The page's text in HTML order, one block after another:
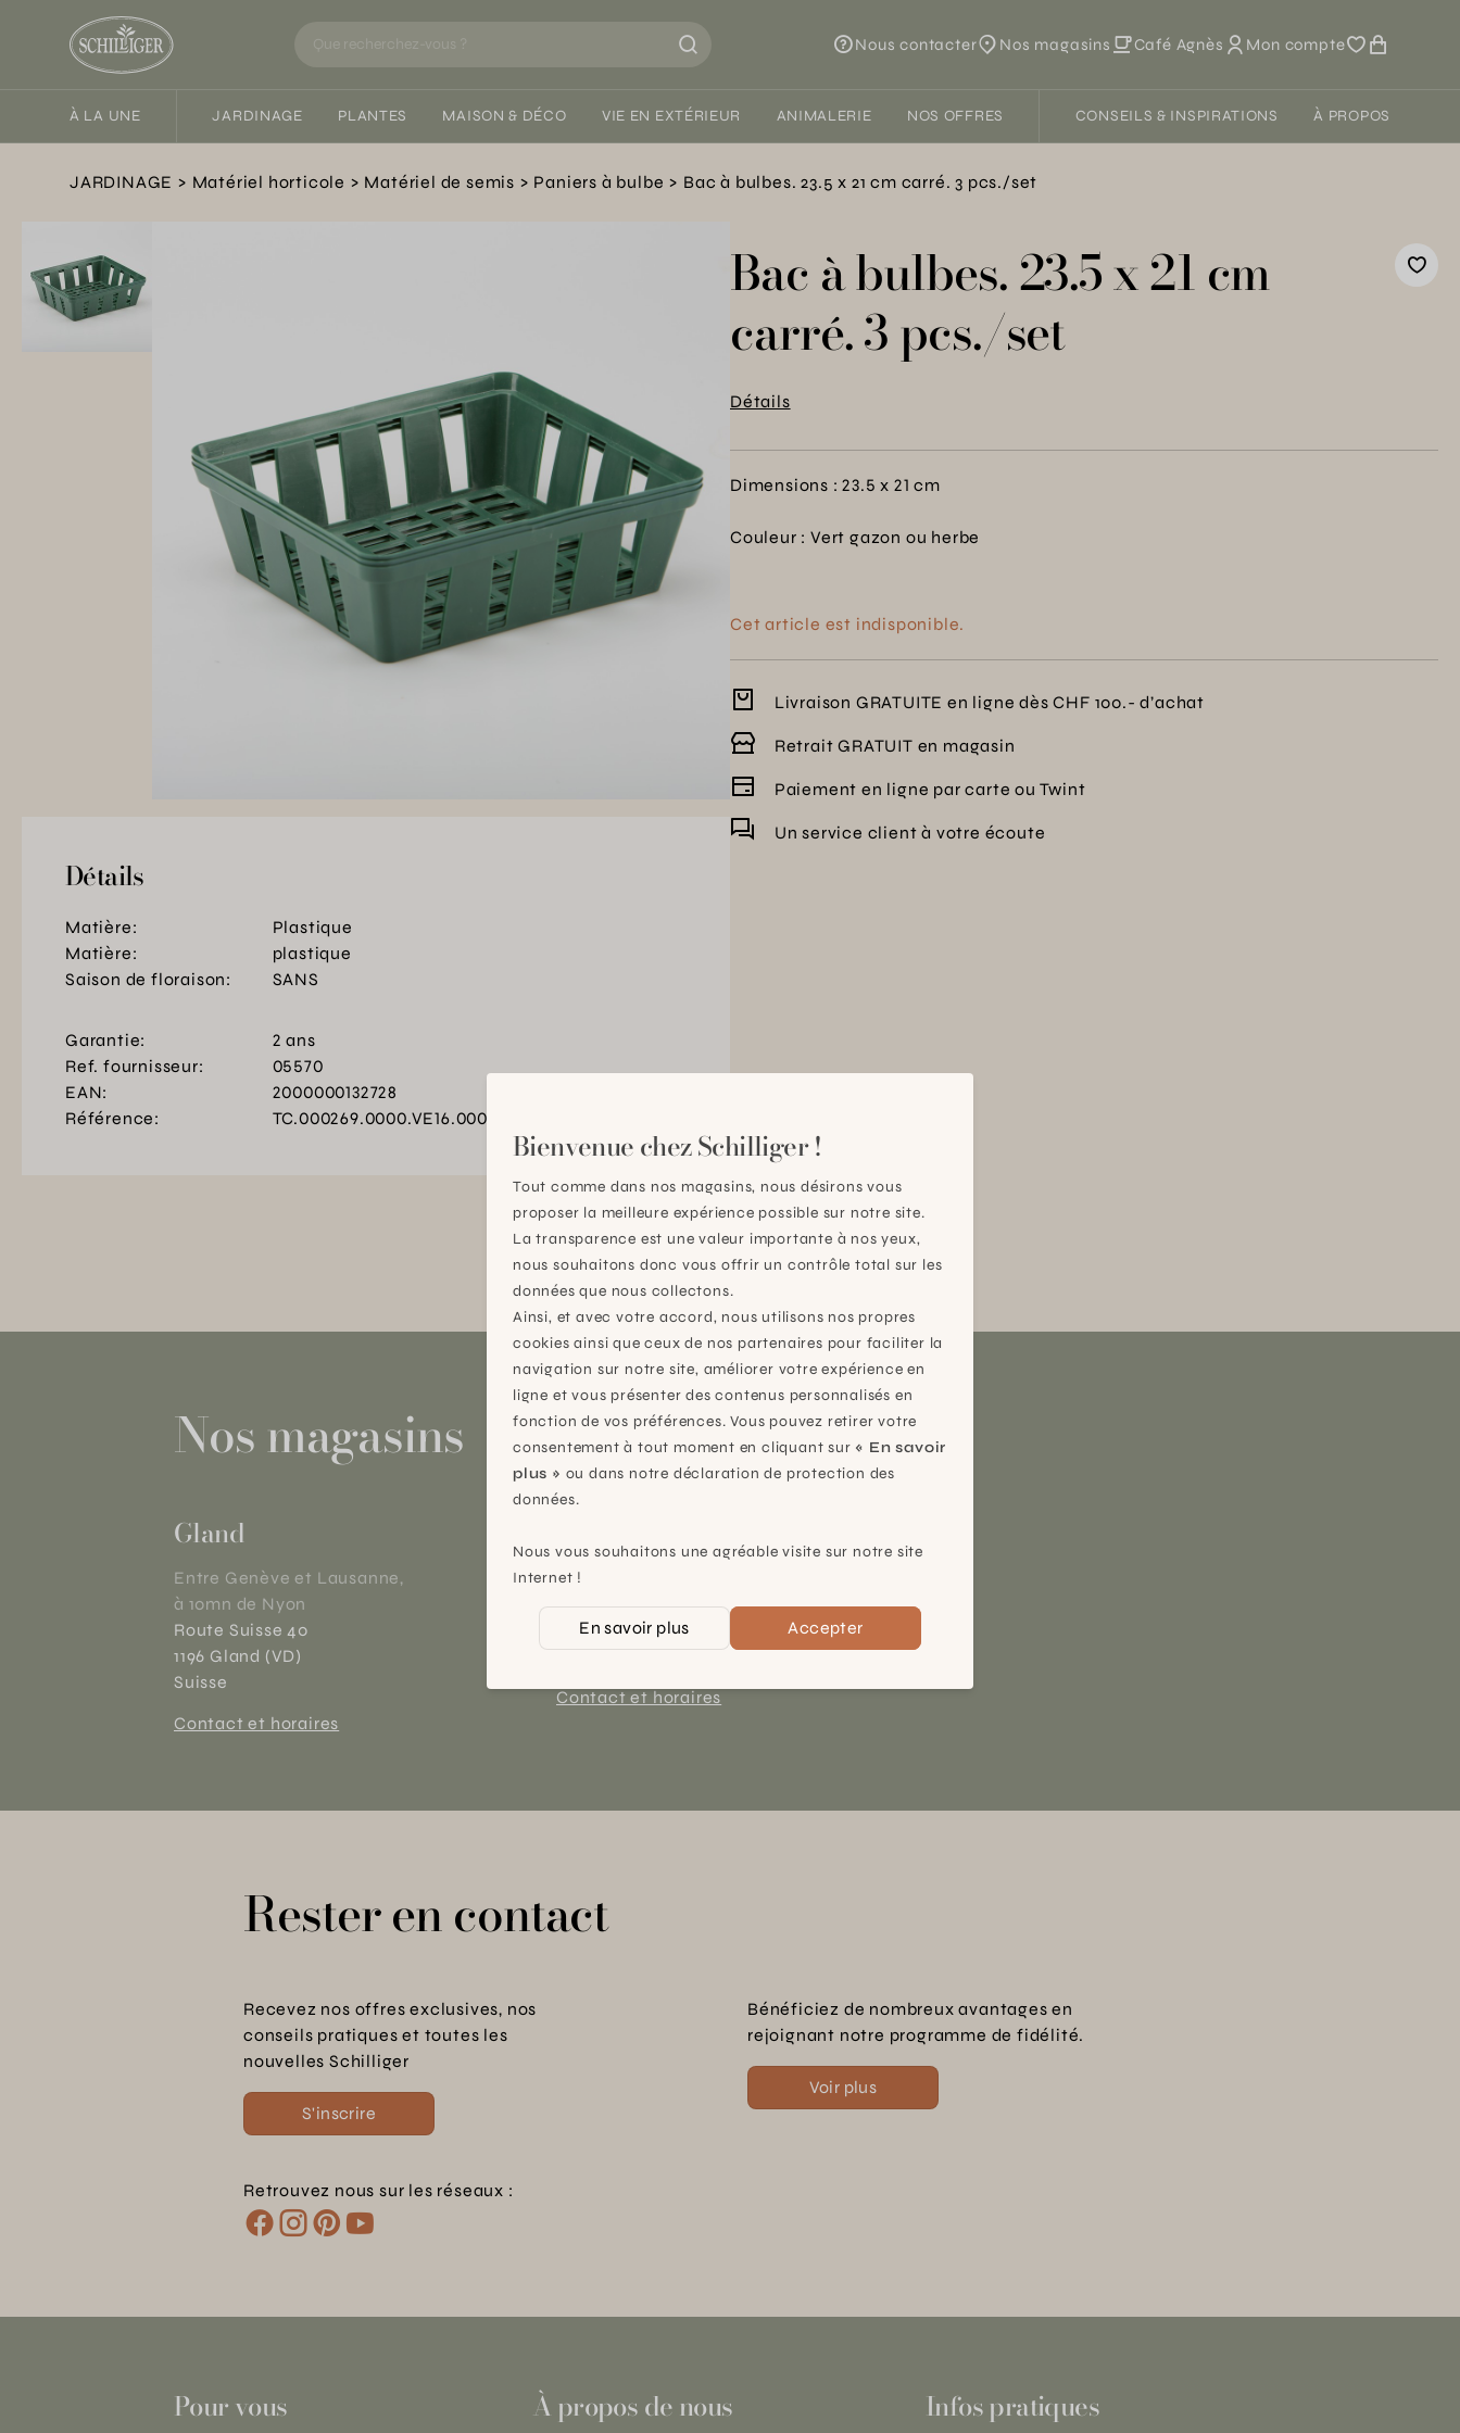
Nous contacter Nos magasins Café Agnès Mon compte
À LA UNE JARDINAGE PLANTES MAISON & DÉCO VIE EN EXTÉRIEUR ANIMALERIE NOS OFFRES CONSEILS & INSPIRATIONS À PROPOS
JARDINAGE Matériel horticole Matériel de semis Paniers à bulbe Bac à bulbes. 23.5 x 21 cm carré. 3 pcs./set
Détails
Matière:
Plastique
Matière:
plastique
Saison de floraison:
SANS
Garantie:
2 ans
Ref. fournisseur:
05570
EAN:
2000000132728
Référence:
TC.000269.0000.VE16.0000
Bac à bulbes. 23.5 x 21 cm
carré. 3 pcs./set
Détails
Dimensions : 23.5 x 21 cm
Couleur : Vert gazon ou herbe
Cet article est indisponible.
Livraison GRATUITE en ligne dès CHF 100.- d’achat
Retrait GRATUIT en magasin
Paiement en ligne par carte ou Twint
Un service client à votre écoute
Nos magasins
Gland
Entre Genève et Lausanne,
à 10mn de Nyon
Route Suisse 40
1196 Gland (VD)
Suisse
Contact et horaires
À 15mn du centre de Genève
Chemin des Charrotons 25
1228 Plan-les-Ouates (GE)
Suisse
Contact et horaires
Rester en contact
Recevez nos offres exclusives, nos
conseils pratiques et toutes les
nouvelles Schilliger
S'inscrire
Bénéficiez de nombreux avantages en
rejoignant notre programme de fidélité.
Voir plus
Retrouvez nous sur les réseaux :
Pour vous À propos de nous Infos pratiques
Bienvenue chez Schilliger !
Tout comme dans nos magasins, nous désirons vous
proposer la meilleure expérience possible sur notre site.
La transparence est une valeur importante à nos yeux,
nous souhaitons donc vous offrir un contrôle total sur les
données que nous collectons.
Ainsi, et avec votre accord, nous utilisons nos propres
cookies ainsi que ceux de nos partenaires pour faciliter la
navigation sur notre site, améliorer votre expérience en
ligne et vous présenter des contenus personnalisés en
fonction de vos préférences. Vous pouvez retirer votre
consentement à tout moment en cliquant sur « En savoir
plus » ou dans notre déclaration de protection des
données.
Nous vous souhaitons une agréable visite sur notre site
Internet !
En savoir plus Accepter